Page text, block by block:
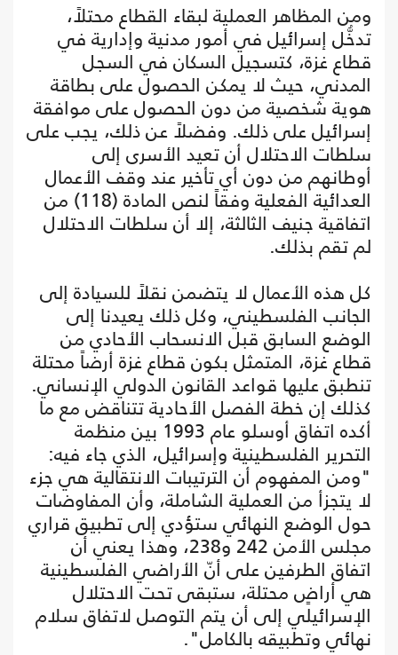
ومن المظاهر العملية لبقاء القطاع محتلاً،
تدخُّل إسرائيل في أمور مدنية وإدارية في
قطاع غزة، كتسجيل السكان في السجل
المدني، حيث لا يمكن الحصول على بطاقة
هوية شخصية من دون الحصول على موافقة
إسرائيل على ذلك. وفضلاً عن ذلك، يجب على
سلطات الاحتلال أن تعيد الأسرى إلى
أوطانهم من دون أي تأخير عند وقف الأعمال
العدائية الفعلية وفقاً لنص المادة (118) من
اتفاقية جنيف الثالثة، إلا أن سلطات الاحتلال
لم تقم بذلك.
كل هذه الأعمال لا يتضمن نقلاً للسيادة إلى
الجانب الفلسطيني، وكل ذلك يعيدنا إلى
الوضع السابق قبل الانسحاب الأحادي من
قطاع غزة، المتمثل بكون قطاع غزة أرضاً محتلة
تنطبق عليها قواعد القانون الدولي الإنساني.
كذلك إن خطة الفصل الأحادية تتناقض مع ما
أكده اتفاق أوسلو عام 1993 بين منظمة
التحرير الفلسطينية وإسرائيل، الذي جاء فيه:
"ومن المفهوم أن الترتيبات الانتقالية هي جزء
لا يتجزأ من العملية الشاملة، وأن المفاوضات
حول الوضع النهائي ستؤدي إلى تطبيق قراري
مجلس الأمن 242 و238، وهذا يعني أن
اتفاق الطرفين على أنّ الأراضي الفلسطينية
هي أراضٍ محتلة، ستبقى تحت الاحتلال
الإسرائيلي إلى أن يتم التوصل لاتفاق سلام
نهائي وتطبيقه بالكامل".